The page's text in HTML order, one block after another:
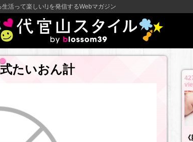
活って楽しい!｣を発信するWebマガジン
たいおん計